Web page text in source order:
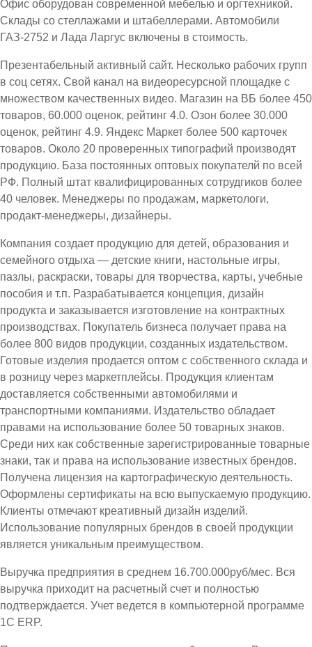
Офис оборудован современной мебелью и оргтехникой.
Склады со стеллажами и штабеллерами. Автомобили
ГАЗ-2752 и Лада Ларгус включены в стоимость.
Презентабельный активный сайт. Несколько рабочих групп
в соц сетях. Свой канал на видеоресурсной площадке с
множеством качественных видео. Магазин на ВБ более 450
товаров, 60.000 оценок, рейтинг 4.0. Озон более 30.000
оценок, рейтинг 4.9. Яндекс Маркет более 500 карточек
товаров. Около 20 проверенных типографий производят
продукцию. База постоянных оптовых покупателй по всей
РФ. Полный штат квалифицированных сотрудгиков более
40 человек. Менеджеры по продажам, маркетологи,
продакт-менеджеры, дизайнеры.
Компания создает продукцию для детей, образования и
семейного отдыха — детские книги, настольные игры,
пазлы, раскраски, товары для творчества, карты, учебные
пособия и т.п. Разрабатывается концепция, дизайн
продукта и заказывается изготовление на контрактных
производствах. Покупатель бизнеса получает права на
более 800 видов продукции, созданных издательством.
Готовые изделия продается оптом с собственного склада и
в розницу через маркетплейсы. Продукция клиентам
доставляется собственными автомобилями и
транспортными компаниями. Издательство обладает
правами на использование более 50 товарных знаков.
Среди них как собственные зарегистрированные товарные
знаки, так и права на использование известных брендов.
Получена лицензия на картографическую деятельность.
Оформлены сертификаты на всю выпускаемую продукцию.
Клиенты отмечают креативный дизайн изделий.
Использование популярных брендов в своей продукции
является уникальным преимуществом.
Выручка предприятия в среднем 16.700.000руб/мес. Вся
выручка приходит на расчетный счет и полностью
подтверждается. Учет ведется в компьютерной программе
1С ЕRP.